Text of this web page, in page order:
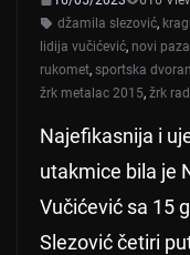
džamila slezović,
lidija vučićević, novi
rukomet, sportska
žrk metalac 2015, žrk
Najefikasnija i
utakmice bila je
Vučićević sa 15
Slezović četiri